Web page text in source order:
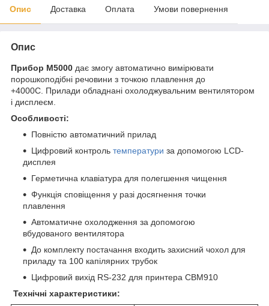
Опис Доставка Оплата Умови повернення
Опис
Прибор M5000 дає змогу автоматично вимірювати
порошкоподібні речовини з точкою плавлення до
+4000С. Прилади обладнані охолоджувальним вентилятором
і дисплеєм.
Особливості:
Повністю автоматичний прилад
Цифровий контроль температури за допомогою LCD-
дисплея
Герметична клавіатура для полегшення чищення
Функція сповіщення у разі досягнення точки
плавлення
Автоматичне охолодження за допомогою
вбудованого вентилятора
До комплекту постачання входить захисний чохол для
приладу та 100 капілярних трубок
Цифровий вихід RS-232 для принтера CBM910
Технічні характеристики: